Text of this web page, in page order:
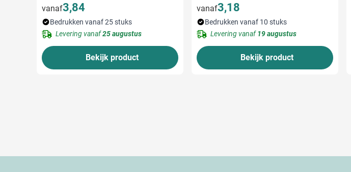
vanaf3,84
Bedrukken vanaf 25 stuks
Levering vanaf25 augustus
Bekijk product
vanaf3,18
Bedrukken vanaf 10 stuks
Levering vanaf19 augustus
Bekijk product